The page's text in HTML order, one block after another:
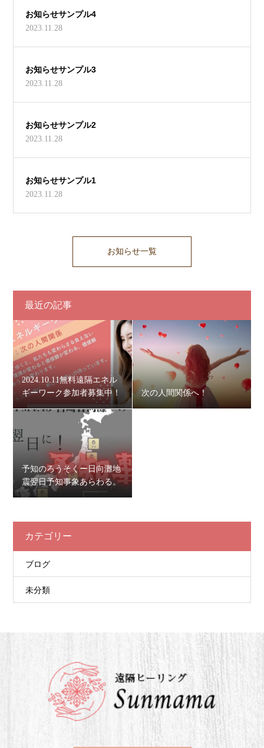
お知らせサンプル4
2023.11.28
お知らせサンプル3
2023.11.28
お知らせサンプル2
2023.11.28
お知らせサンプル1
2023.11.28
お知らせ一覧
最近の記事
2024.10.11無料遠隔エネル
ギーワーク参加者募集中！
次の人間関係へ！
予知のろうそくー日向灘地
震翌日予知事象あらわる。
カテゴリー
ブログ
未分類